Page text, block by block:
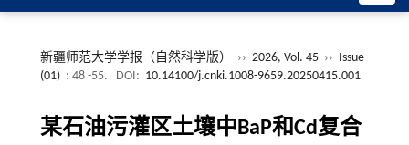
新疆师范大学学报（自然科学版） ›› 2026, Vol. 45 ›› Issue
(01) : 48 -55. DOI: 10.14100/j.cnki.1008-9659.20250415.001
某石油污灌区土壤中BaP和Cd复合